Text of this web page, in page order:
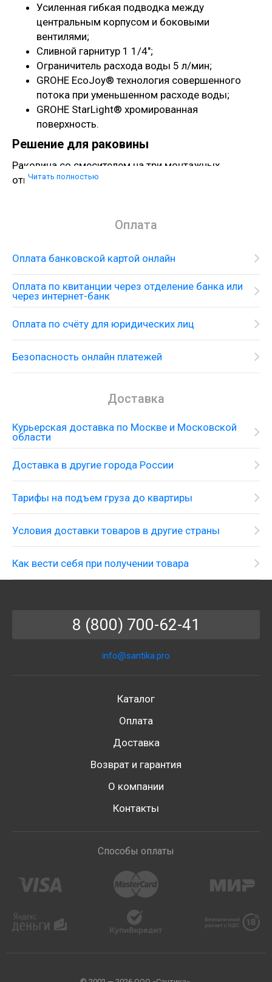
Усиленная гибкая подводка между
центральным корпусом и боковыми
вентилями;
Сливной гарнитур 1 1/4";
Ограничитель расхода воды 5 л/мин;
GROHE EcoJoy® технология совершенного
потока при уменьшенном расходе воды;
GROHE StarLight® хромированная
поверхность.
Решение для раковины
Раковина со смесителем на три монтажных
отверстия
Читать полностью
Оплата
Оплата банковской картой онлайн
Оплата по квитанции через отделение банка или
через интернет-банк
Оплата по счёту для юридических лиц
Безопасность онлайн платежей
Доставка
Курьерская доставка по Москве и Московской
области
Доставка в другие города России
Тарифы на подъем груза до квартиры
Условия доставки товаров в другие страны
Как вести себя при получении товара
8 (800) 700-62-41
info@santika.pro
Каталог
Оплата
Доставка
Возврат и гарантия
О компании
Контакты
Способы оплаты